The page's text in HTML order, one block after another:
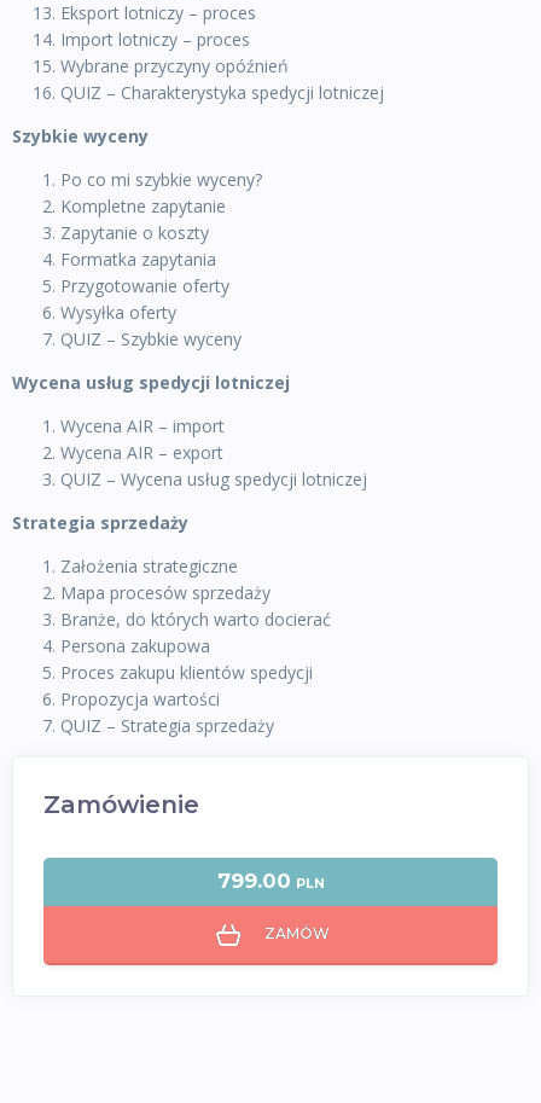
Eksport lotniczy – proces
Import lotniczy – proces
Wybrane przyczyny opóźnień
QUIZ – Charakterystyka spedycji lotniczej
Szybkie wyceny
Po co mi szybkie wyceny?
Kompletne zapytanie
Zapytanie o koszty
Formatka zapytania
Przygotowanie oferty
Wysyłka oferty
QUIZ – Szybkie wyceny
Wycena usług spedycji lotniczej
Wycena AIR – import
Wycena AIR – export
QUIZ – Wycena usług spedycji lotniczej
Strategia sprzedaży
Założenia strategiczne
Mapa procesów sprzedaży
Branże, do których warto docierać
Persona zakupowa
Proces zakupu klientów spedycji
Propozycja wartości
QUIZ – Strategia sprzedaży
Zamówienie
799.00 PLN
ZAMÓW